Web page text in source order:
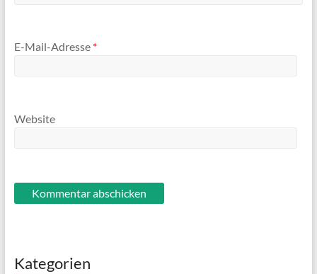
E-Mail-Adresse *
Website
Kategorien